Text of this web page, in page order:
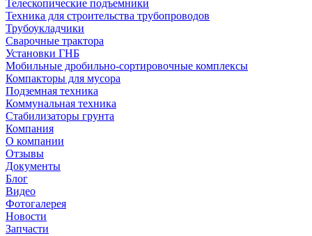
Телескопические подъемники
Техника для строительства трубопроводов
Трубоукладчики
Сварочные трактора
Установки ГНБ
Мобильные дробильно-сортировочные комплексы
Компакторы для мусора
Подземная техника
Коммунальная техника
Стабилизаторы грунта
Компания
О компании
Отзывы
Документы
Блог
Видео
Фотогалерея
Новости
Запчасти